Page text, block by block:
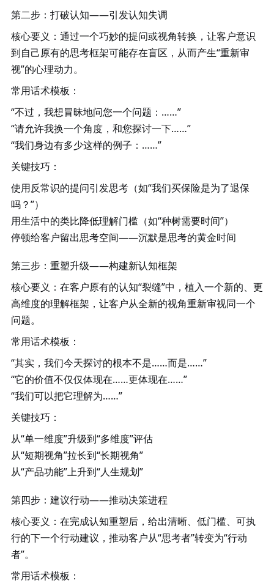
第二步：打破认知——引发认知失调
核心要义 ：通过一个巧妙的提问或视角转换，让客户意识
到自己原有的思考框架可能存在盲区，从而产生“重新审
视”的心理动力。
常用话术模板：
“不过，我想冒昧地问您一个问题：……”
“请允许我换一个角度，和您探讨一下……”
“我们身边有多少这样的例子：……”
关键技巧 ：
使用反常识的提问引发思考（如“我们买保险是为了退保
吗？”）
用生活中的类比降低理解门槛（如“种树需要时间”）
停顿给客户留出思考空间——沉默是思考的黄金时间
第三步：重塑升级——构建新认知框架
核心要义 ：在客户原有的认知“裂缝”中，植入一个新的、更
高维度的理解框架，让客户从全新的视角重新审视同一个
问题。
常用话术模板：
“其实，我们今天探讨的根本不是……而是……”
“它的价值不仅仅体现在……更体现在……”
“我们可以把它理解为……”
关键技巧 ：
从“单一维度”升级到“多维度”评估
从“短期视角”拉长到“长期视角”
从“产品功能”上升到“人生规划”
第四步：建议行动——推动决策进程
核心要义 ：在完成认知重塑后，给出清晰、低门槛、可执
行的下一个行动建议，推动客户从“思考者”转变为“行动
者”。
常用话术模板：